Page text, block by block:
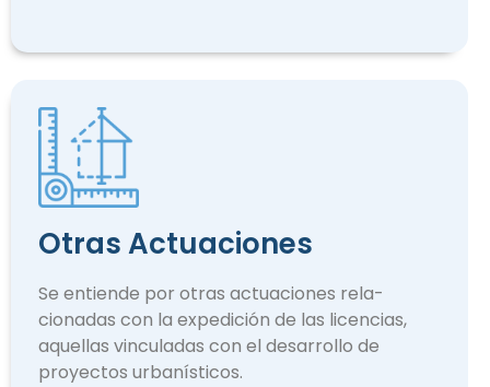
Otras Actuaciones
Se entiende por otras actuaciones rela­
cionadas con la expedición de las licencias,
aquellas vinculadas con el desarrollo de
proyectos urbanísticos.